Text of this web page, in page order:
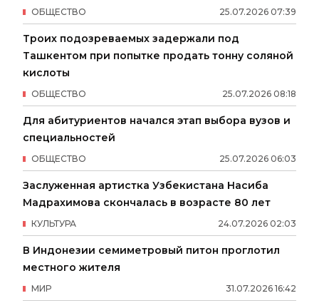
25.07.2026 07:39
ОБЩЕСТВО
Троих подозреваемых задержали под
Ташкентом при попытке продать тонну соляной
кислоты
25.07.2026 08:18
ОБЩЕСТВО
Для абитуриентов начался этап выбора вузов и
специальностей
25.07.2026 06:03
ОБЩЕСТВО
Заслуженная артистка Узбекистана Насиба
Мадрахимова скончалась в возрасте 80 лет
24.07.2026 02:03
КУЛЬТУРА
В Индонезии семиметровый питон проглотил
местного жителя
31.07.2026 16:42
МИР